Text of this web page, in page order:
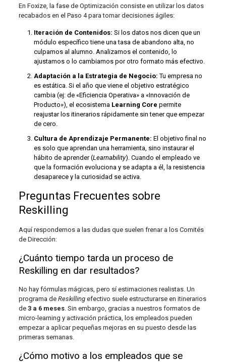
En Foxize, la fase de Optimización consiste en utilizar los datos
recabados en el Paso 4 para tomar decisiones ágiles:
Iteración de Contenidos: Si los datos nos dicen que un
módulo específico tiene una tasa de abandono alta, no
culpamos al alumno. Analizamos el contenido, lo
ajustamos o lo cambiamos por otro formato más efectivo.
Adaptación a la Estrategia de Negocio: Tu empresa no
es estática. Si el año que viene el objetivo estratégico
cambia (ej: de «Eficiencia Operativa» a «Innovación de
Producto»), el ecosistema Learning Core permite
reajustar los itinerarios rápidamente sin tener que empezar
de cero.
Cultura de Aprendizaje Permanente: El objetivo final no
es solo que aprendan una herramienta, sino instaurar el
hábito de aprender (Learnability). Cuando el empleado ve
que la formación evoluciona y se adapta a él, la resistencia
desaparece y la curiosidad se activa.
Preguntas Frecuentes sobre
Reskilling
Aquí respondemos a las dudas que suelen frenar a los Comités
de Dirección:
¿Cuánto tiempo tarda un proceso de
Reskilling en dar resultados?
No hay fórmulas mágicas, pero sí estimaciones realistas. Un
programa de Reskillingefectivo suele estructurarse en itinerarios
de 3 a 6 meses. Sin embargo, gracias a nuestros formatos de
micro-learning y activación práctica, los empleados pueden
empezar a aplicar pequeñas mejoras en su puesto desde las
primeras semanas.
¿Cómo motivo a los empleados que se